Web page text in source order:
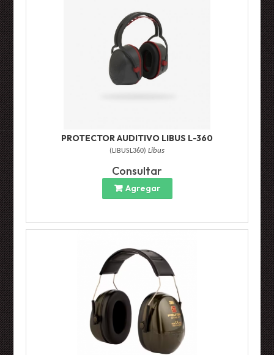
PROTECTOR AUDITIVO LIBUS L-360
( LIBUSL360) Libus
Consultar
Agregar